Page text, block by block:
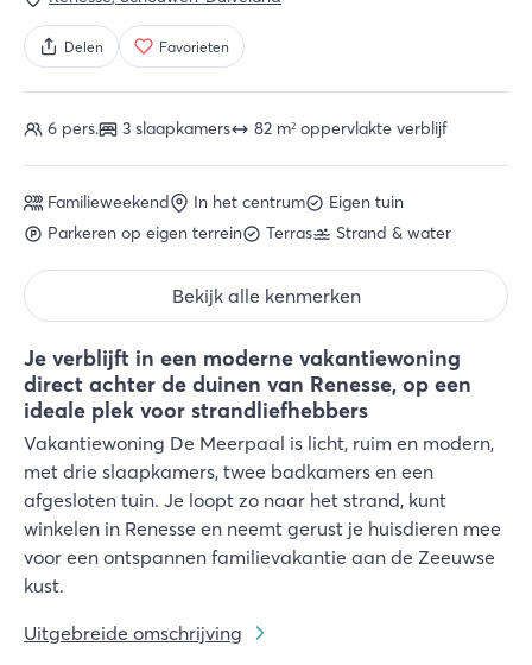
Delen Favorieten
Je verblijft in een moderne vakantiewoning
direct achter de duinen van Renesse, op een
ideale plek voor strandliefhebbers
Vakantiewoning De Meerpaal is licht, ruim en modern,
met drie slaapkamers, twee badkamers en een
afgesloten tuin. Je loopt zo naar het strand, kunt
winkelen in Renesse en neemt gerust je huisdieren mee
voor een ontspannen familievakantie aan de Zeeuwse
kust.
Uitgebreide omschrijving
Familieweekend In het centrum
Eigen tuin
Parkeren op eigen terrein
Terras Strand & water
Bekijk alle kenmerken
6 pers. 3 slaapkamers 82 m² oppervlakte verblijf